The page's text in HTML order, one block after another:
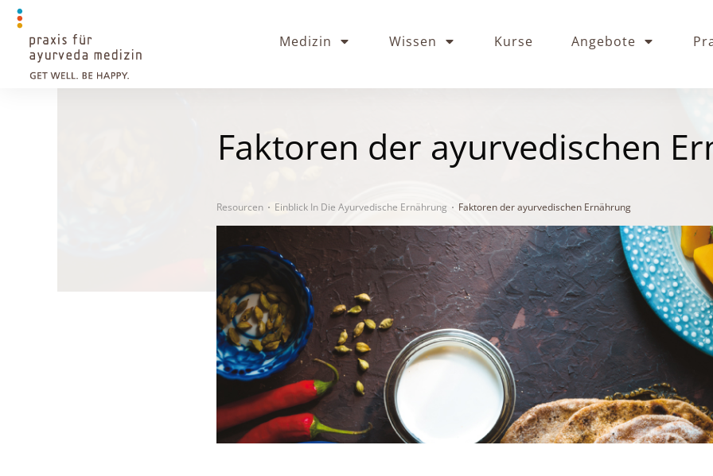
Medizin Wissen Kurse Angebote
Faktoren der ayurvedischen
Resourcen Einblick In Die Ayurvedische Ernährung Faktoren der ayurvedischen Ernährung